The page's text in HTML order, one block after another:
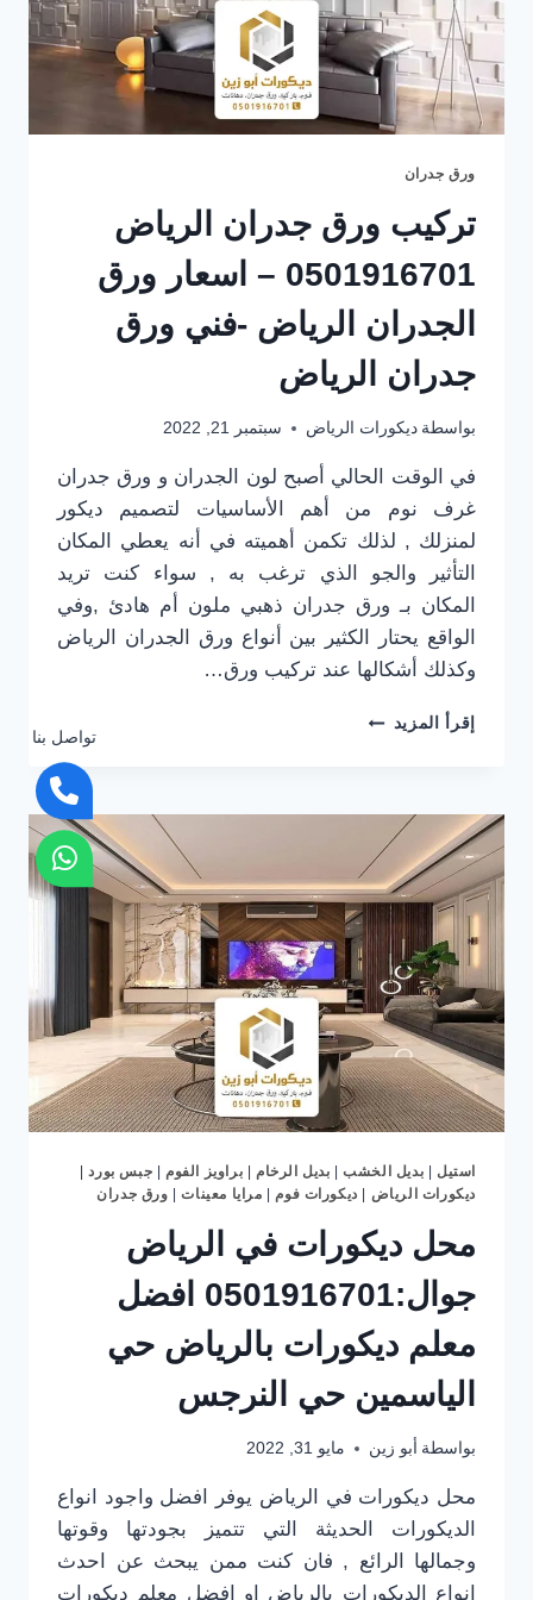
تركيب
ورق
حائط
3D
الرياض
ورق جدران
تركيب ورق جدران الرياض
0501916701 – اسعار ورق
الجدران الرياض -فني ورق
جدران الرياض
بواسطة ديكورات الرياض سبتمبر 21, 2022
في الوقت الحالي أصبح لون الجدران و ورق جدران
غرف نوم من أهم الأساسيات لتصميم ديكور
لمنزلك , لذلك تكمن أهميته في أنه يعطي المكان
التأثير والجو الذي ترغب به , سواء كنت تريد
المكان بـ ورق جدران ذهبي ملون أم هادئ ,وفي
الواقع يحتار الكثير بين أنواع ورق الجدران الرياض
وكذلك أشكالها عند تركيب ورق…
إقرأ المزيد تركيب
0501916701
–
اسعار
ورق
الجدران
الرياض
-فني
ورق
جدران
الرياض
استيل بديل الخشب| بديل الرخام براويز الفوم جبس بورد|
ديكورات الرياض
ديكورات فوم مرايا معينات| ورق جدران
محل ديكورات في الرياض
جوال:0501916701 افضل
معلم ديكورات بالرياض حي
الياسمين حي النرجس
بواسطة أبو زين مايو 31, 2022
محل ديكورات في الرياض يوفر افضل واجود انواع
الديكورات الحديثة التي تتميز بجودتها وقوتها
وجمالها الرائع , فان كنت ممن يبحث عن احدث
انواع الديكورات بالرياض او افضل معلم ديكورات
تواصل بنا